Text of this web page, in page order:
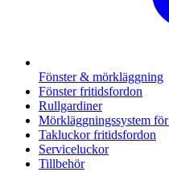
Fönster & mörkläggning
Fönster fritidsfordon
Rullgardiner
Mörkläggningssystem
Takluckor fritidsfordon
Serviceluckor
Tillbehör